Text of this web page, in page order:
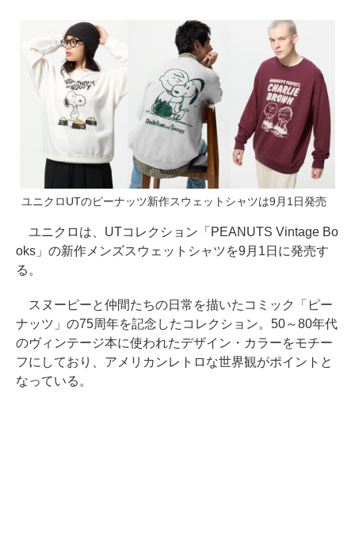
ユニクロUTのピーナッツ新作スウェットシャツは9月1日発売
ユニクロは、UTコレクション「PEANUTS Vintage Bo
oks」の新作メンズスウェットシャツを9月1日に発売す
る。
スヌーピーと仲間たちの日常を描いたコミック「ピー
ナッツ」の75周年を記念したコレクション。50～80年代
のヴィンテージ本に使われたデザイン・カラーをモチー
フにしており、アメリカンレトロな世界観がポイントと
なっている。